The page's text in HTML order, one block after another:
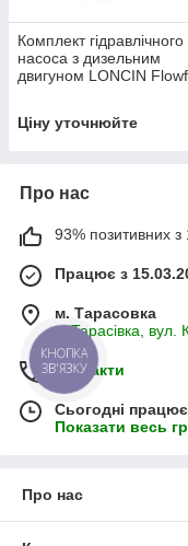
Комплект гідравлічного
насоса з дизельним
двигуном LONCIN
Ціну уточнюйте
Про нас
93% позитивних з
Працює з
м. Тарасовка
с. Тарасівка, вул.
Контакти
Сьогодні
Показати весь
Про нас
КНОПКА
ЗВ'ЯЗКУ